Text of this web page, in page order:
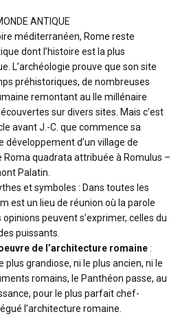
ANTIQUE
méditerranéen, Rome reste
dont l’histoire est la plus
L’archéologie prouve que son site
préhistoriques, de nombreuses
remontant au IIe millénaire
sur divers sites. Mais c’est
avant J.-C. que commence sa
développement d’un village de
quadrata attribuée à Romulus –
Palatin.
et symboles : Dans toutes les
est un lieu de réunion où la parole
peuvent s’exprimer, celles du
puissants.
de l’architecture romaine:
plus grandiose, ni le plus ancien, ni le
romains, le Panthéon passe, au
pour le plus parfait chef-
l’architecture romaine.